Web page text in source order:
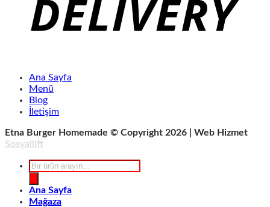
Ana Sayfa
Menü
Blog
İletişim
Etna Burger Homemade © Copyright 2026 | Web Hizmet
Sosyallift
Products
search
Ana Sayfa
Mağaza